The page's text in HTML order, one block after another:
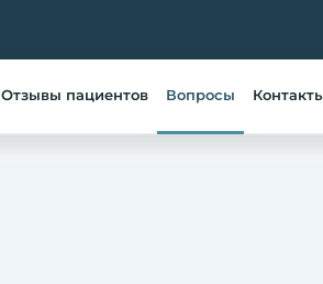
Отзывы пациентов Вопросы